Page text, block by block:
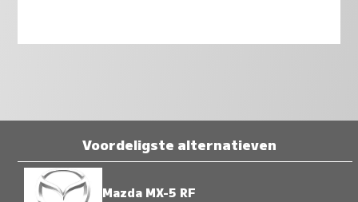
Voordeligste alternatieven
Mazda MX-5 RF